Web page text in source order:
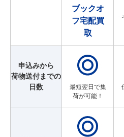
ブックオ
フ宅配買
取
申込みから
荷物送付までの
日数
最短翌日で集
荷が可能！